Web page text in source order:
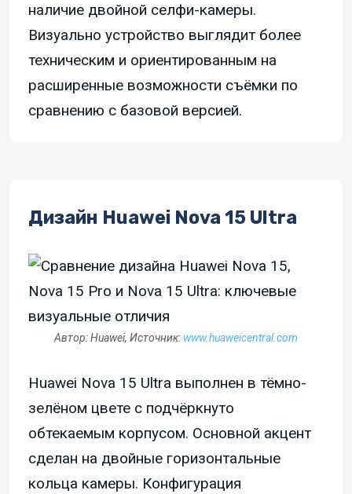
наличие двойной селфи-камеры.
Визуально устройство выглядит более
техническим и ориентированным на
расширенные возможности съёмки по
сравнению с базовой версией.
Дизайн Huawei Nova 15 Ultra
Автор: Huawei, Источник: www.huaweicentral.com
Huawei Nova 15 Ultra выполнен в тёмно-
зелёном цвете с подчёркнуто
обтекаемым корпусом. Основной акцент
сделан на двойные горизонтальные
кольца камеры. Конфигурация